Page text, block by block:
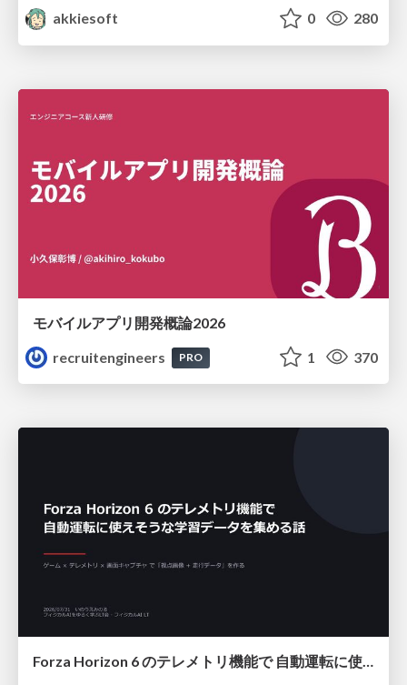
akkiesoft
0 280
モバイルアプリ開発概論2026
recruitengineers
PRO 1 370
Forza Horizon 6 のテレメトリ機能で 自動運転に使えそうな学習データを集める話